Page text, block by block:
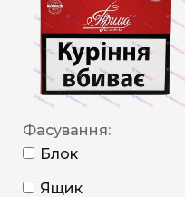
Фасування:
Блок
Ящик